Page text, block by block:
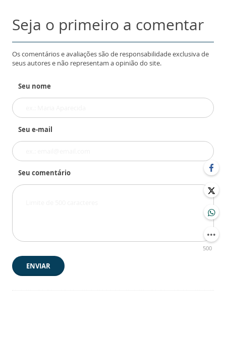
Seja o primeiro a comentar
Os comentários e avaliações são de responsabilidade exclusiva de
seus autores e não representam a opinião do site.
Seu nome
Seu e-mail
Seu comentário
500
ENVIAR